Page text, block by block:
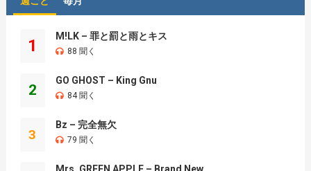
1
M!LK – 罪と罰と雨とキス
88 聞く
2
GO GHOST – King Gnu
84 聞く
3
Bz – 完全無欠
79 聞く
Mrs. GREEN APPLE – Brand New